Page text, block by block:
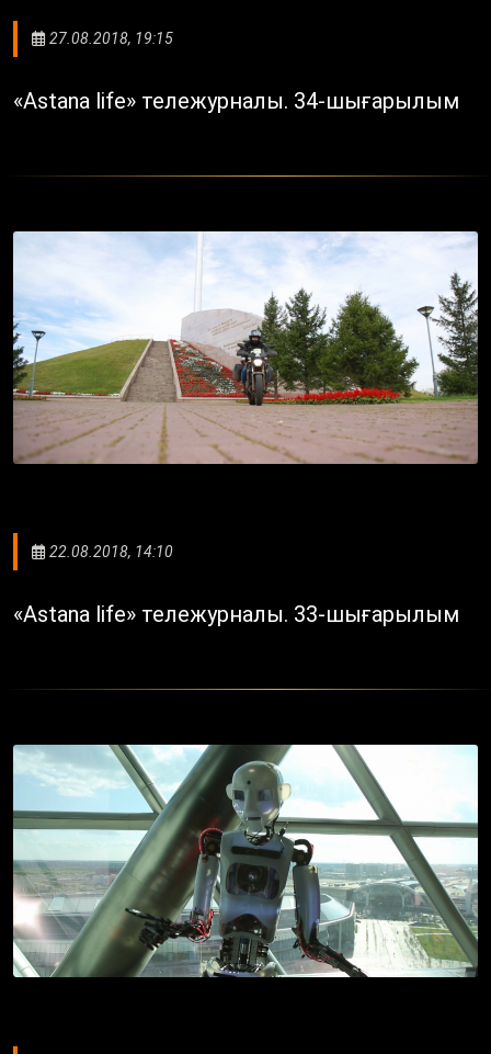
27.08.2018, 19:15
«Astana life» тележурналы. 34-шығарылым
22.08.2018, 14:10
«Astana life» тележурналы. 33-шығарылым